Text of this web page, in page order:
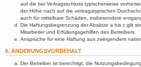
auf die bei Vertragsschluss typischerweise
der Höhe nach auf die vertragstypischen
auch für mittelbare Schäden, insbesondere
Die Haftungsbegrenzung der Absätze a bis c gilt
Mitarbeiter und Erfüllungsgehilfen des Betreibers.
Ansprüche für eine Haftung aus zwingendem
6. ÄNDERUNGSVORBEHALT
Der Betreiber ist berechtigt, die